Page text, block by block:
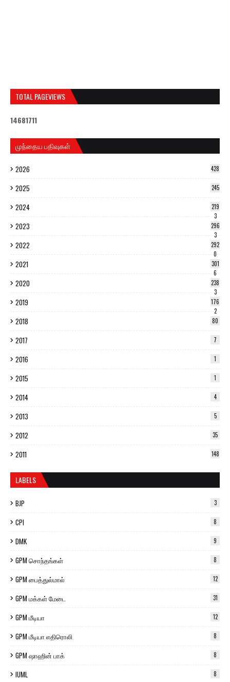
TOTAL PAGEVIEWS
14681711
முந்தைய பதிவுகள்
2026 428
2025 245
2024
219
3
2023
296
3
2022
292
0
2021
301
6
2020
238
3
2019
176
2
2018 80
2017 7
2016 1
2015 1
2014 4
2013 5
2012 35
2011 148
LABELS
BJP 3
CPI 8
DMK 9
GPM சொந்தங்கள் 8
GPM பைத்துல்மால் 12
GPM மக்கள் மேடை 31
GPM மீடியா 12
GPM மீடியா எதிரொலி 8
GPM ஷாஹின் பாக் 8
IUML 8